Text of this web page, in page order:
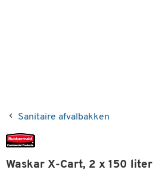
Sanitaire afvalbakken
Waskar X-Cart, 2 x 150 liter